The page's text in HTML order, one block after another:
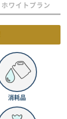
ホワイトプラン
消耗品